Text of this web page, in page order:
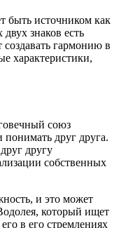
быть источником как
знаков есть
гармонию в
характеристики,
союз
понимать друг друга.
другу
собственных
и это может
который ищет
в его стремлениях